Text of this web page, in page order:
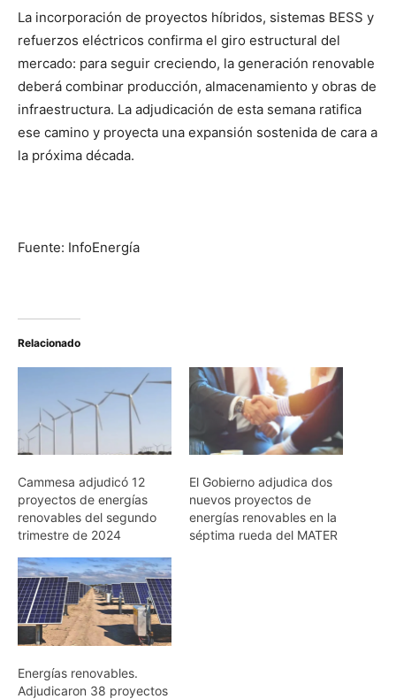
La incorporación de proyectos híbridos, sistemas BESS y
refuerzos eléctricos confirma el giro estructural del
mercado: para seguir creciendo, la generación renovable
deberá combinar producción, almacenamiento y obras de
infraestructura. La adjudicación de esta semana ratifica
ese camino y proyecta una expansión sostenida de cara a
la próxima década.
Fuente: InfoEnergía
Relacionado
Cammesa adjudicó 12
proyectos de energías
renovables del segundo
trimestre de 2024
El Gobierno adjudica dos
nuevos proyectos de
energías renovables en la
séptima rueda del MATER
Energías renovables.
Adjudicaron 38 proyectos